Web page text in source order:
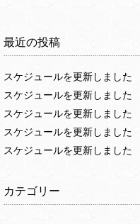
最近の投稿
スケジュールを更新しました
スケジュールを更新しました
スケジュールを更新しました
スケジュールを更新しました
スケジュールを更新しました
カテゴリー